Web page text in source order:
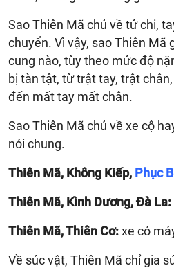
Sao Thiên Mã chủ về tứ chi,
chuyển. Vì vậy, sao Thiên Mã
cung nào, tùy theo mức độ
bị tàn tật, từ trật tay, trật
đến mất tay mất chân.
Sao Thiên Mã chủ về xe cộ
nói chung.
Thiên Mã, Không Kiếp, Phục
Thiên Mã, Kình Dương, Đà La:
Thiên Mã, Thiên Cơ:xe có
Về súc vật, Thiên Mã chỉ gia